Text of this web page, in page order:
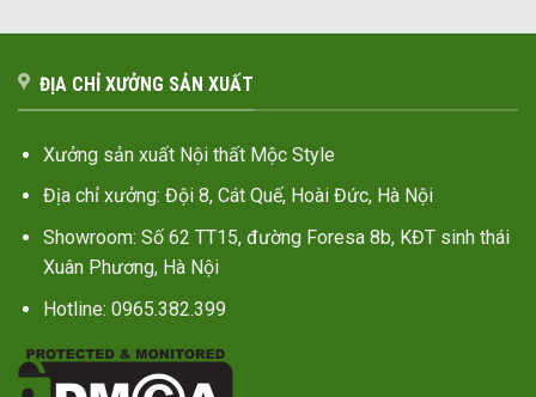
ĐỊA CHỈ XƯỞNG SẢN XUẤT
Xưởng sản xuất Nội thất Mộc Style
Địa chỉ xưởng: Đội 8, Cát Quế, Hoài Đức, Hà Nội
Showroom: Số 62 TT15, đường Foresa 8b, KĐT sinh thái
Xuân Phương, Hà Nội
Hotline: 0965.382.399